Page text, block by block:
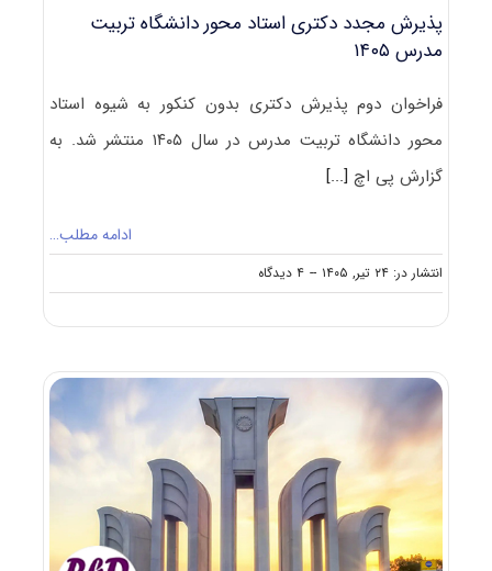
پذیرش مجدد دکتری استاد محور دانشگاه تربیت
مدرس ۱۴۰۵
فراخوان دوم پذیرش دکتری بدون کنکور به شیوه استاد
محور دانشگاه تربیت مدرس در سال ۱۴۰۵ منتشر شد. به
گزارش پی اچ[...]
ادامه مطلب…
انتشار در: ۲۴ تیر, ۱۴۰۵ -- ۴ دیدگاه
on
پذیرش
دکتری
محور
دانشگاه
تربیت
مدرس
۱۴۰۵